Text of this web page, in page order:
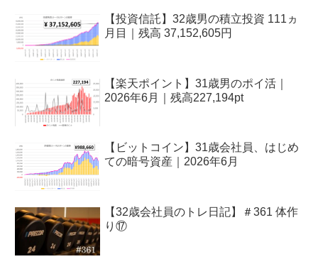
【投資信託】32歳男の積立投資 111ヵ
月目｜残高 37,152,605円
【楽天ポイント】31歳男のポイ活｜
2026年6月｜残高227,194pt
【ビットコイン】31歳会社員、はじめ
ての暗号資産｜2026年6月
【32歳会社員のトレ日記】＃361 体作
り⑰